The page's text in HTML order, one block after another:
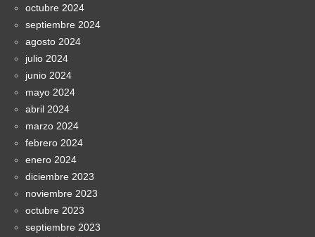
octubre 2024
septiembre 2024
agosto 2024
julio 2024
junio 2024
mayo 2024
abril 2024
marzo 2024
febrero 2024
enero 2024
diciembre 2023
noviembre 2023
octubre 2023
septiembre 2023